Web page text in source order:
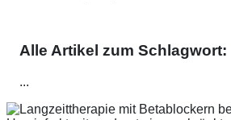
Alle Artikel zum Schlagwort:
...